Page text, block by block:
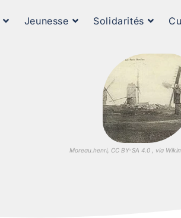
Jeunesse Solidarités
Moreau.henri, CC BY-SA 4.0 , via